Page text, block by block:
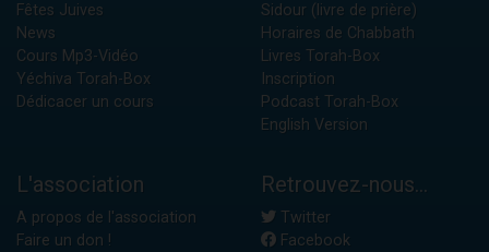
Fêtes Juives
News
Cours Mp3-Vidéo
Yéchiva Torah-Box
Dédicacer un cours
Sidour (livre de prière)
Horaires de Chabbath
Livres Torah-Box
Inscription
Podcast Torah-Box
English Version
L'association
A propos de l'association
Faire un don !
Retrouvez-nous...
Twitter
Facebook